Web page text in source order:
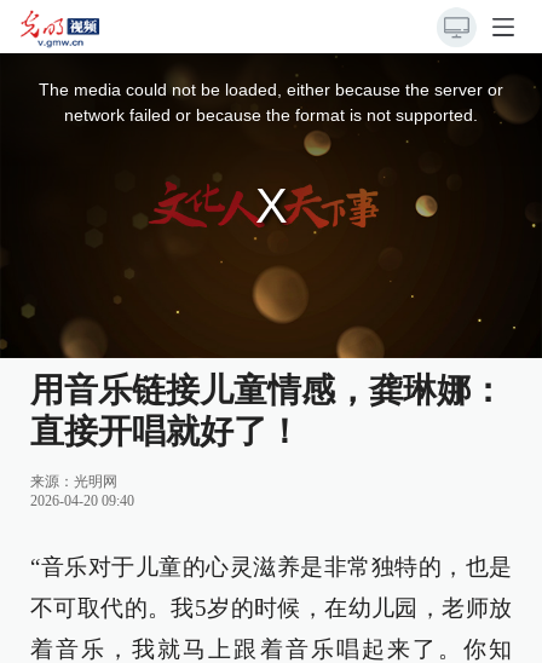
The media could not be loaded, either because the server or
network failed or because the format is not supported.
用音乐链接儿童情感，龚琳娜：
直接开唱就好了！
来源： 光明网
2026-04-20 09:40
“音乐对于儿童的心灵滋养是非常独特的，也是
不可取代的。我5岁的时候，在幼儿园，老师放
着音乐，我就马上跟着音乐唱起来了。你知